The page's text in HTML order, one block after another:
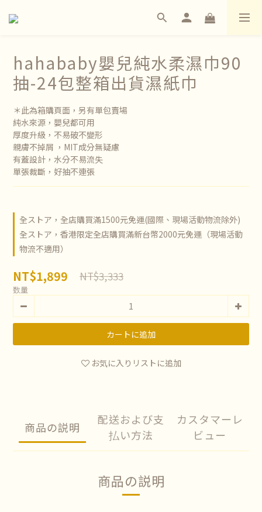
hahababy嬰兒純水柔濕巾90
抽-24包整箱出貨濕紙巾
＊此為箱購頁面，另有單包賣場
純水來源，嬰兒都可用
厚度升級，不易破不變形
親膚不掉屑 ，MIT成分無疑慮
有蓋設計，水分不易流失
單張裁斷，好抽不連張
全ストア，全店購買滿1500元免運(國際、現場活動物流除外)
全ストア，香港限定全店購買滿新台幣2000元免運（現場活動
物流不適用）
NT$1,899 NT$3,333
数量
カートに追加
お気に入りリストに追加
商品の説明
配送および支
払い方法
カスタマーレ
ビュー
商品の説明